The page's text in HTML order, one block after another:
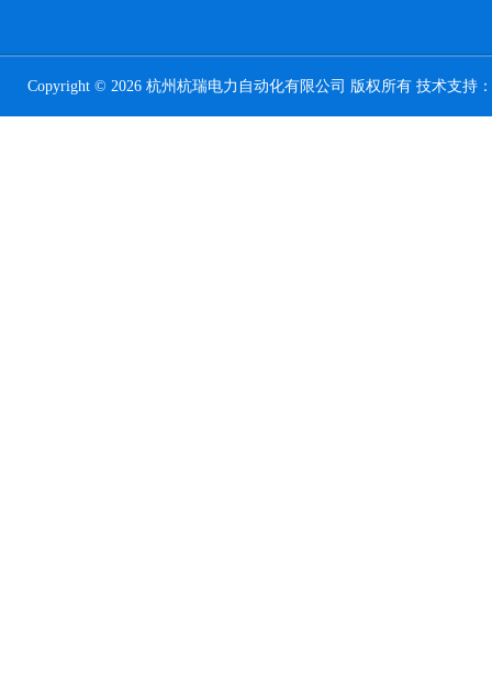
Copyright © 2026 杭州杭瑞电力自动化有限公司 版权所有 技术支持：